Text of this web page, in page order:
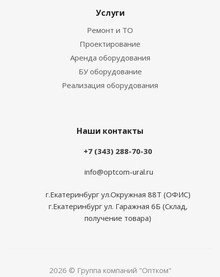
Услуги
Ремонт и ТО
Проектирование
Аренда оборудования
БУ оборудование
Реализация оборудования
Наши контакты
+7 (343) 288-70-30
info@optcom-ural.ru
г.Екатеринбург ул.Окружная 88Т (ОФИС)
г.Екатеринбург ул. Гаражная 6Б (Склад,
получение товара)
2026 © Группа компаний "Оптком"